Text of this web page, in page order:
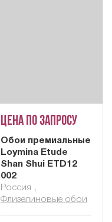
Цена по запросу
Обои премиальные
Loymina Etude
Shan Shui ETD12
002
Россия ,
Флизелиновые обои